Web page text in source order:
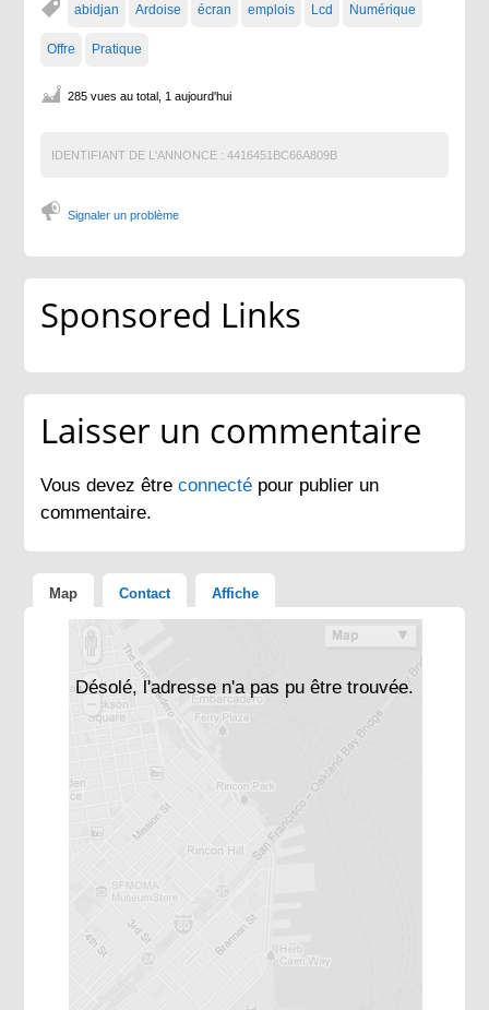
abidjan Ardoise écran emplois Lcd Numérique
Offre Pratique
285 vues au total, 1 aujourd'hui
IDENTIFIANT DE L'ANNONCE : 4416451BC66A809B
Signaler un problème
Sponsored Links
Laisser un commentaire
Vous devez êtreconnecté pour publier un
commentaire.
Map Contact Affiche
Désolé, l'adresse n'a pas pu être trouvée.